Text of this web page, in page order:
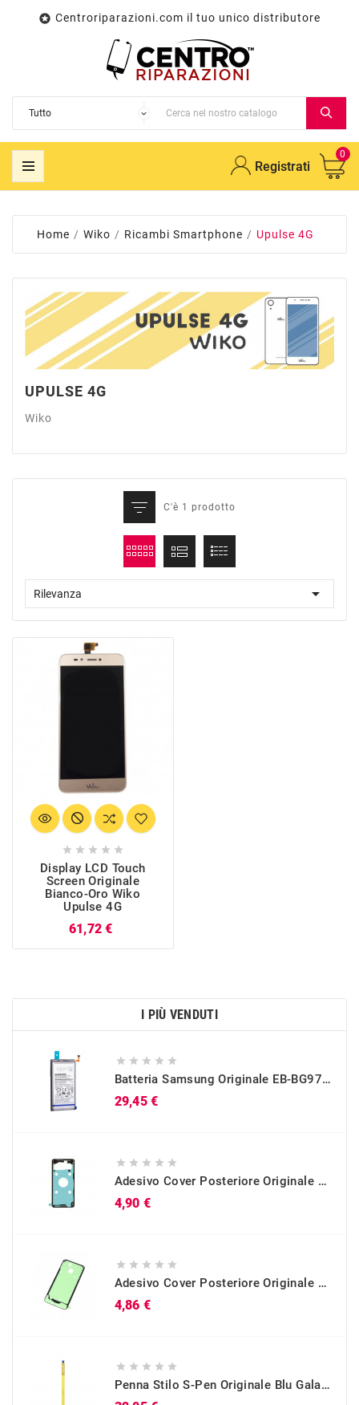
 Centroriparazioni.com il tuo unico distributore
Registrati
0
Home Wiko Ricambi Smartphone Upulse 4G
UPULSE 4G
Wiko
C'è 1 prodotto
Rilevanza 
    
Display LCD Touch
Screen Originale
Bianco-Oro Wiko
Upulse 4G
61,72 €
I PIÙ VENDUTI
    
Batteria Samsung Originale EB-BG973ABU Per Galaxy S10 (SM-G973)
29,45 €
    
Adesivo Cover Posteriore Originale Galaxy S10 (SM-G973)
4,90 €
    
Adesivo Cover Posteriore Originale Galaxy A40 (SM-A405)
4,86 €
    
Penna Stilo S-Pen Originale Blu Galaxy Note 9 (SM-N960)